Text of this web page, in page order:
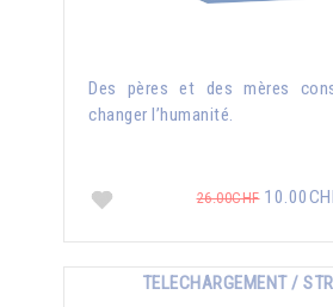
Des pères et des mères
changer l’humanité.
26.00CHF
TELECHARGEMENT /